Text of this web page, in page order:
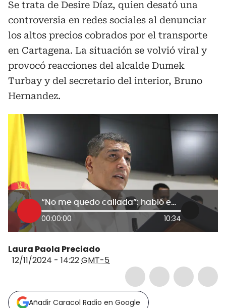
Se trata de Desire Díaz, quien desató una
controversia en redes sociales al denunciar
los altos precios cobrados por el transporte
en Cartagena. La situación se volvió viral y
provocó reacciones del alcalde Dumek
Turbay y del secretario del interior, Bruno
Hernandez.
“No me quedo callada”: habló empresaria que denuncia persecución del alcalde de Cartagena
00:00:00 10:34
Laura Paola Preciado
12/11/2024 - 14:22GMT-5
Añadir Caracol Radio en Google